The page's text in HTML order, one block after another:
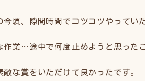
今頃、隙間時間でコツコツやってい
作業…途中で何度止めようと思った
敵な賞をいただけて良かったです。